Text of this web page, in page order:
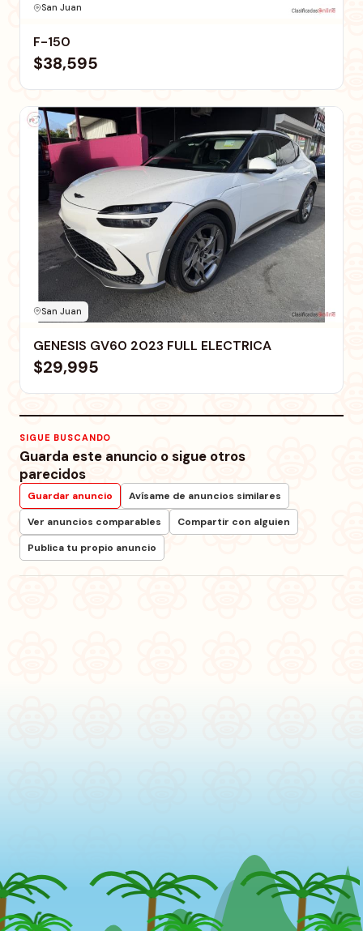
San Juan
F-150
$38,595
San Juan
GENESIS GV60 2023 FULL ELECTRICA
$29,995
SIGUE BUSCANDO
Guarda este anuncio o sigue otros
parecidos
Guardar anuncio
Avísame de anuncios similares
Ver anuncios comparables
Compartir con alguien
Publica tu propio anuncio